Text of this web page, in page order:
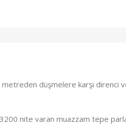
metreden düşmelere karşı direnci
nite varan muazzam tepe